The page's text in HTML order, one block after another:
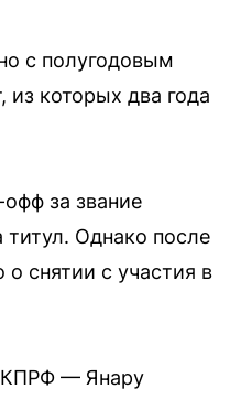
с полугодовым
которых два года
за звание
титул. Однако после
снятии с участия в
КПРФ — Янару